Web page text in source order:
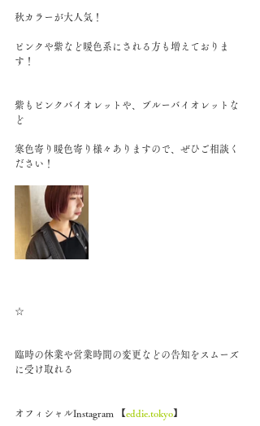
秋カラーが大人気！
ピンクや紫など暖色系にされる方も増えておりま
す！
紫もピンクバイオレットや、ブルーバイオレットな
ど
寒色寄り暖色寄り様々ありますので、ぜひご相談く
ださい！
☆
臨時の休業や営業時間の変更などの告知をスムーズ
に受け取れる
オフィシャルInstagram 【eddie.tokyo】